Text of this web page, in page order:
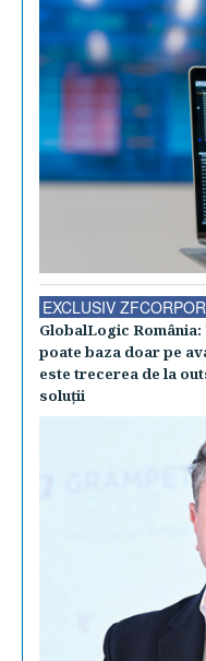
EXCLUSIV
GlobalLogic
poate baza doar pe
este trecerea de la
soluţii